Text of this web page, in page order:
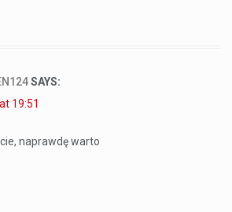
SAYS:
19:51
naprawdę warto